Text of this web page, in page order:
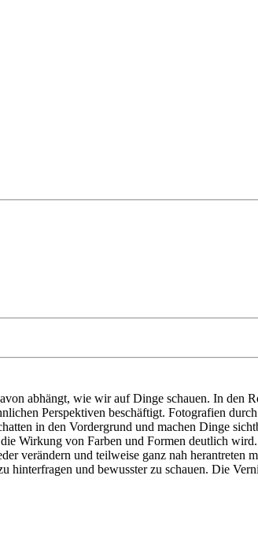
abhängt, wie wir auf Dinge schauen. In
Perspektiven beschäftigt. Fotografien
in den Vordergrund und machen Dinge
Wirkung von Farben und Formen deutlich
verändern und teilweise ganz nah herantreten
hinterfragen und bewusster zu schauen. Die